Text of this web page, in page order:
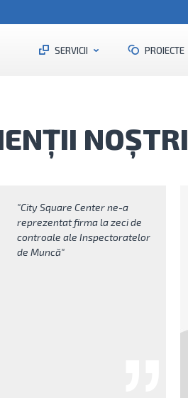
SERVICII PROIECTE
NOȘTRI
"City Square Center ne-a
reprezentat firma la zeci de
controale ale Inspectoratelor
de Muncă"